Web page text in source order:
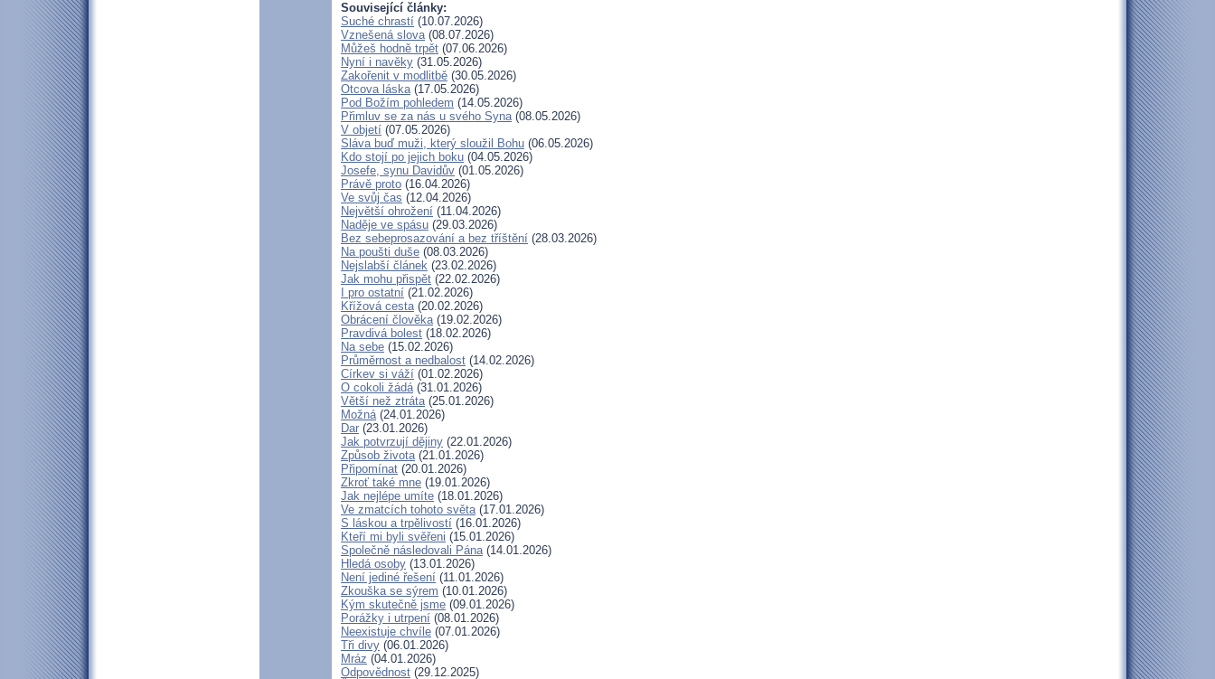
Související články:
Suché chrastí (10.07.2026)
Vznešená slova(08.07.2026)
Můžeš hodně trpět (07.06.2026)
Nyní i navěky (31.05.2026)
Zakořenit v modlitbě (30.05.2026)
Otcova láska(17.05.2026)
Pod Božím pohledem (14.05.2026)
Přimluv se za nás u svého Syna(08.05.2026)
V objetí (07.05.2026)
Sláva buď muži, který sloužil Bohu (06.05.2026)
Kdo stojí po jejich boku (04.05.2026)
Josefe, synu Davidův (01.05.2026)
Právě proto (16.04.2026)
Ve svůj čas (12.04.2026)
Největší ohrožení (11.04.2026)
Naděje ve spásu (29.03.2026)
Bez sebeprosazování a bez tříštění (28.03.2026)
Na poušti duše (08.03.2026)
Nejslabší článek (23.02.2026)
Jak mohu přispět (22.02.2026)
I pro ostatní (21.02.2026)
Křížová cesta(20.02.2026)
Obrácení člověka(19.02.2026)
Pravdivá bolest (18.02.2026)
Na sebe (15.02.2026)
Průměrnost a nedbalost (14.02.2026)
Církev si váží (01.02.2026)
O cokoli žádá(31.01.2026)
Větší než ztráta(25.01.2026)
Možná(24.01.2026)
Dar (23.01.2026)
Jak potvrzují dějiny (22.01.2026)
Způsob života(21.01.2026)
Připomínat (20.01.2026)
Zkroť také mne (19.01.2026)
Jak nejlépe umíte (18.01.2026)
Ve zmatcích tohoto světa(17.01.2026)
S láskou a trpělivostí (16.01.2026)
Kteří mi byli svěřeni (15.01.2026)
Společně následovali Pána(14.01.2026)
Hledá osoby (13.01.2026)
Není jediné řešení (11.01.2026)
Zkouška se sýrem (10.01.2026)
Kým skutečně jsme (09.01.2026)
Porážky i utrpení (08.01.2026)
Neexistuje chvíle (07.01.2026)
Tři divy (06.01.2026)
Mráz (04.01.2026)
Odpovědnost (29.12.2025)